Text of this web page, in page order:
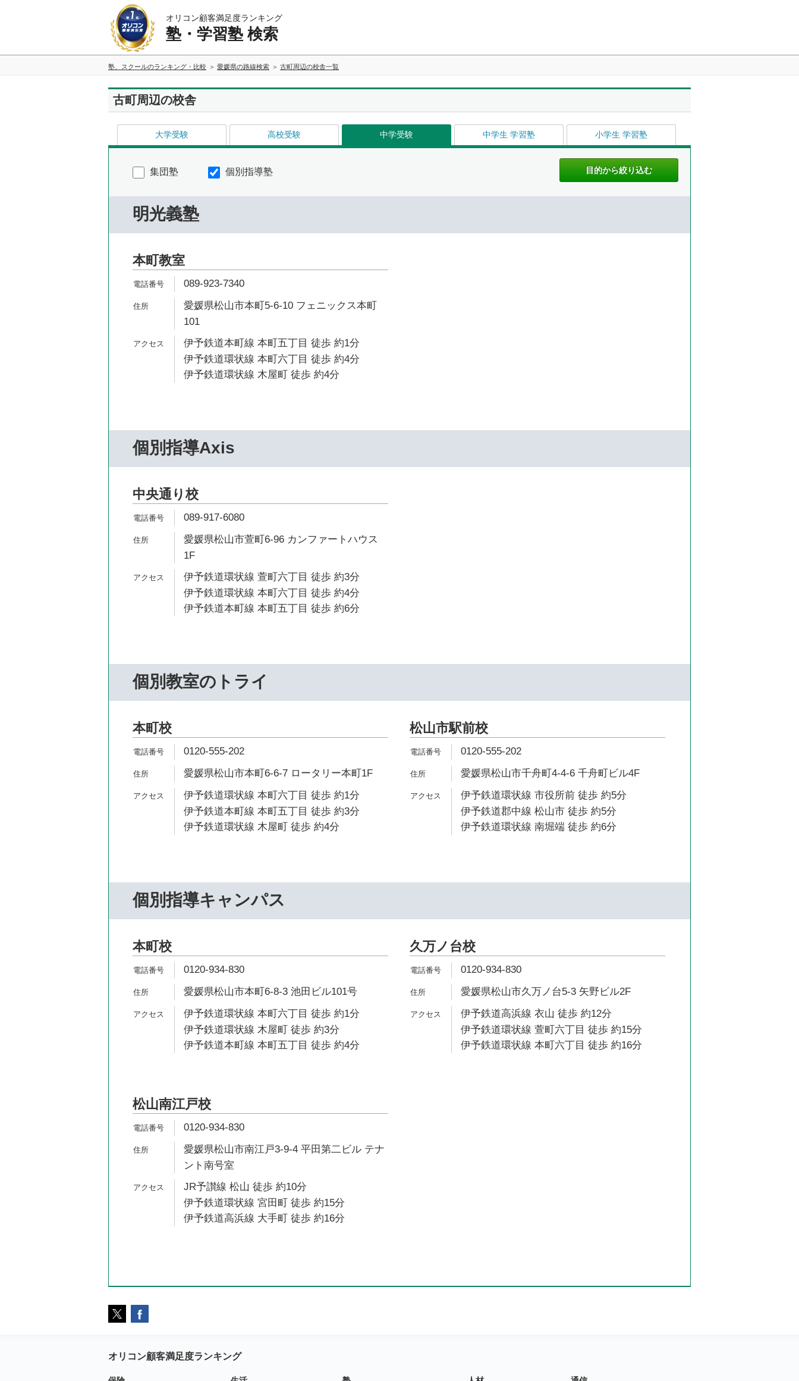
オリコン顧客満足度ランキング
塾・学習塾 検索
塾、スクールのランキング・比較 愛媛県の路線検索 古町周辺の校舎一覧
古町周辺の校舎
大学受験 高校受験 中学受験 中学生 学習塾 小学生 学習塾
集団塾 個別指導塾
明光義塾
本町教室
089-923-7340
愛媛県松山市本町5-6-10 フェニックス本町
101
伊予鉄道本町線 本町五丁目 徒歩 約1分
伊予鉄道環状線 本町六丁目 徒歩 約4分
伊予鉄道環状線 木屋町 徒歩 約4分
個別指導Axis
中央通り校
089-917-6080
愛媛県松山市萱町6-96 カンファートハウス
1F
伊予鉄道環状線 萱町六丁目 徒歩 約3分
伊予鉄道環状線 本町六丁目 徒歩 約4分
伊予鉄道本町線 本町五丁目 徒歩 約6分
個別教室のトライ
本町校
0120-555-202
愛媛県松山市本町6-6-7 ロータリー本町1F
伊予鉄道環状線 本町六丁目 徒歩 約1分
伊予鉄道本町線 本町五丁目 徒歩 約3分
伊予鉄道環状線 木屋町 徒歩 約4分
松山市駅前校
0120-555-202
愛媛県松山市千舟町4-4-6 千舟町ビル4F
伊予鉄道環状線 市役所前 徒歩 約5分
伊予鉄道郡中線 松山市 徒歩 約5分
伊予鉄道環状線 南堀端 徒歩 約6分
個別指導キャンパス
本町校
0120-934-830
愛媛県松山市本町6-8-3 池田ビル101号
伊予鉄道環状線 本町六丁目 徒歩 約1分
伊予鉄道環状線 木屋町 徒歩 約3分
伊予鉄道本町線 本町五丁目 徒歩 約4分
久万ノ台校
0120-934-830
愛媛県松山市久万ノ台5-3 矢野ビル2F
伊予鉄道高浜線 衣山 徒歩 約12分
伊予鉄道環状線 萱町六丁目 徒歩 約15分
伊予鉄道環状線 本町六丁目 徒歩 約16分
松山南江戸校
0120-934-830
愛媛県松山市南江戸3-9-4 平田第二ビル テナ
ント南号室
JR予讃線 松山 徒歩 約10分
伊予鉄道環状線 宮田町 徒歩 約15分
伊予鉄道高浜線 大手町 徒歩 約16分
オリコン顧客満足度ランキング